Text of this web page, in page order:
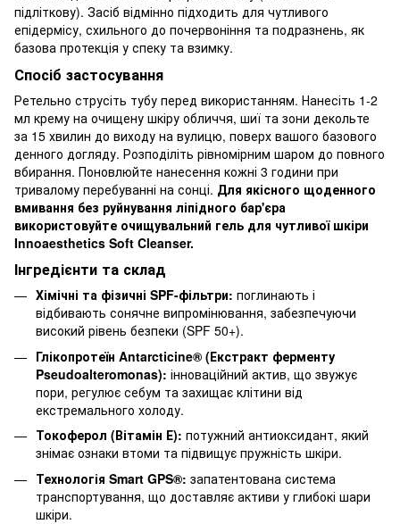
підліткову). Засіб відмінно підходить для чутливого
епідермісу, схильного до почервоніння та подразнень, як
базова протекція у спеку та взимку.
Спосіб застосування
Ретельно струсіть тубу перед використанням. Нанесіть 1-2
мл крему на очищену шкіру обличчя, шиї та зони декольте
за 15 хвилин до виходу на вулицю, поверх вашого базового
денного догляду. Розподіліть рівномірним шаром до повного
вбирання. Поновлюйте нанесення кожні 3 години при
тривалому перебуванні на сонці. Для якісного щоденного
вмивання без руйнування ліпідного бар'єра
використовуйте очищувальний гель для чутливої шкіри
Innoaesthetics Soft Cleanser.
Інгредієнти та склад
Хімічні та фізичні SPF-фільтри: поглинають і
відбивають сонячне випромінювання, забезпечуючи
високий рівень безпеки (SPF 50+).
Глікопротеїн Antarcticine® (Екстракт ферменту
Pseudoalteromonas): інноваційний актив, що звужує
пори, регулює себум та захищає клітини від
екстремального холоду.
Токоферол (Вітамін Е): потужний антиоксидант, який
знімає ознаки втоми та підвищує пружність шкіри.
Технологія Smart GPS®: запатентована система
транспортування, що доставляє активи у глибокі шари
шкіри.